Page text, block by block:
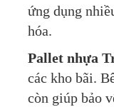
ứng dụng
hóa.
Pallet nhựa
các kho bãi.
còn giúp bảo